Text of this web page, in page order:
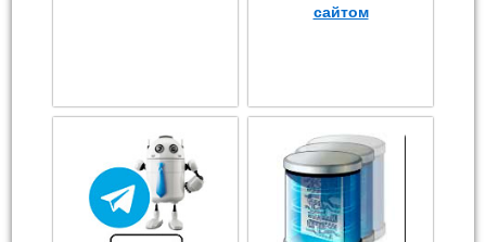
сайтом